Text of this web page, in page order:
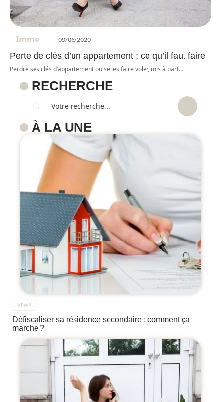
Immo 09/06/2020
Perte de clés d’un appartement : ce qu’il faut faire
Perdre ses clés d’appartement ou se les faire voler, mis à part…
RECHERCHE
À LA UNE
NEWS
Défiscaliser sa résidence secondaire : comment ça
marche ?